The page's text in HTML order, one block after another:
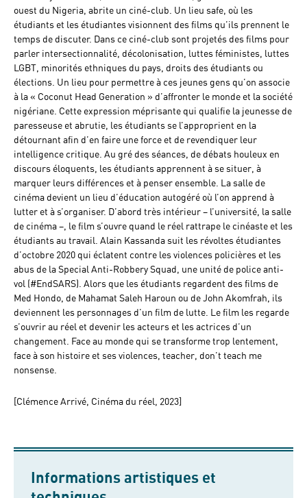
ouest du Nigeria, abrite un ciné-club. Un lieu safe, où les
étudiants et les étudiantes visionnent des films qu’ils prennent le
temps de discuter. Dans ce ciné-club sont projetés des films pour
parler intersectionnalité, décolonisation, luttes féministes, luttes
LGBT, minorités ethniques du pays, droits des étudiants ou
élections. Un lieu pour permettre à ces jeunes gens qu’on associe
à la « Coconut Head Generation » d’affronter le monde et la société
nigériane. Cette expression méprisante qui qualifie la jeunesse de
paresseuse et abrutie, les étudiants se l’approprient en la
détournant afin d’en faire une force et de revendiquer leur
intelligence critique. Au gré des séances, de débats houleux en
discours éloquents, les étudiants apprennent à se situer, à
marquer leurs différences et à penser ensemble. La salle de
cinéma devient un lieu d’éducation autogéré où l’on apprend à
lutter et à s’organiser. D’abord très intérieur ­– l’université, la salle
de cinéma –, le film s’ouvre quand le réel rattrape le cinéaste et les
étudiants au travail. Alain Kassanda suit les révoltes étudiantes
d’octobre 2020 qui éclatent contre les violences policières et les
abus de la Special Anti-Robbery Squad, une unité de police anti-
vol (#EndSARS). Alors que les étudiants regardent des films de
Med Hondo, de Mahamat Saleh Haroun ou de John Akomfrah, ils
deviennent les personnages d’un film de lutte. Le film les regarde
s’ouvrir au réel et devenir les acteurs et les actrices d’un
changement. Face au monde qui se transforme trop lentement,
face à son histoire et ses violences, teacher, don’t teach me
nonsense.
[Clémence Arrivé, Cinéma du réel, 2023]
Informations artistiques et